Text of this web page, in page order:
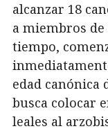
alcanzar 18
a miembros
tiempo,
edad canónica
busca colocar
leales al